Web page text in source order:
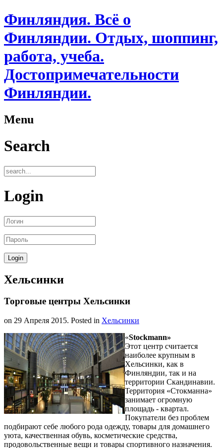
Финляндия. Всё о
Финляндии. Отдых, шоппинг,
работа, учеба.
Достопримечательности
Финляндии.
Menu
Search
Login
Хельсинки
Торговые центры Хельсинки
on 29 Апреля 2015. Posted in Хельсинки
«Stockmann»
Этот центр считается
наиболее крупным в
Хельсинки, как в
Финляндии, так и на
территории Скандинавии.
Территория «Стокманна»
занимает огромную
площадь - квартал.
Покупатели без проблем
подбирают себе любого рода одежду, товары для домашнего
уюта, качественная обувь, косметические средства,
продовольственные вещи и товары спортивного назначения.